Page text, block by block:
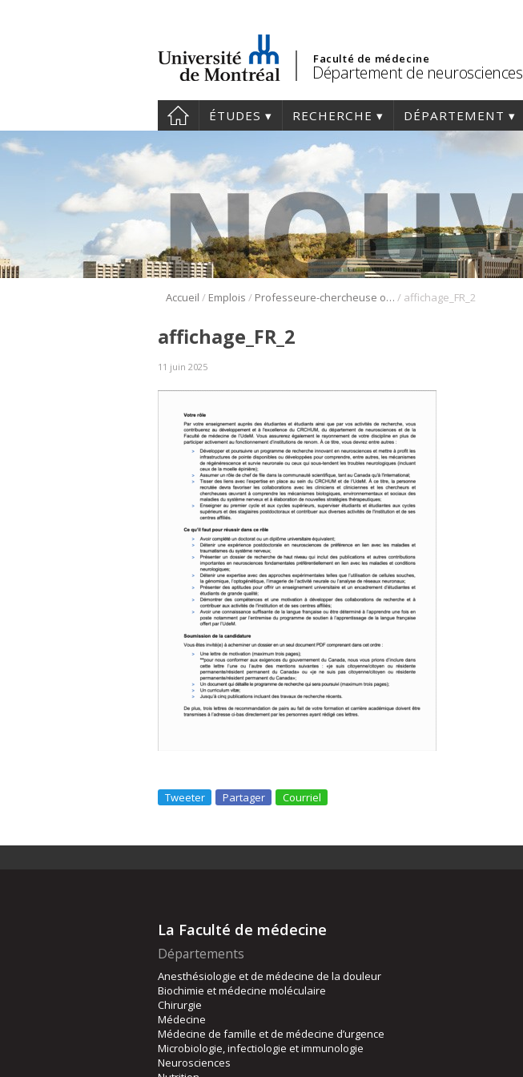
Faculté de médecine
Département de neurosciences
ÉTUDES RECHERCHE DÉPARTEMENT
Accueil / Emplois / Professeure-chercheuse ou professeur-chercheur au rang d’adjoint ou d’agrégé en neurosciences reliées à la régénérescence neuronale, aux cellules souches et aux pathologies associées à la moelle épinière / affichage_FR_2
affichage_FR_2
11 juin 2025
Tweeter Partager Courriel
La Faculté de médecine
Départements
Anesthésiologie et de médecine de la douleur
Biochimie et médecine moléculaire
Chirurgie
Médecine
Médecine de famille et de médecine d’urgence
Microbiologie, infectiologie et immunologie
Neurosciences